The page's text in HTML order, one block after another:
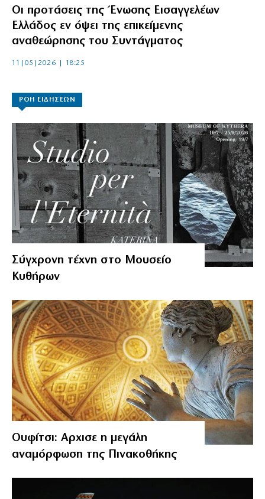
Οι προτάσεις της Ένωσης Εισαγγελέων
Ελλάδος εν όψει της επικείμενης
αναθεώρησης του Συντάγματος
11|05|2026 | 18:25
ΡΟΗ ΕΙΔΗΣΕΩΝ
Σύγχρονη τέχνη στο Μουσείο
Κυθήρων
Ουφίτσι: Αρχισε η μεγάλη
αναμόρφωση της Πινακοθήκης